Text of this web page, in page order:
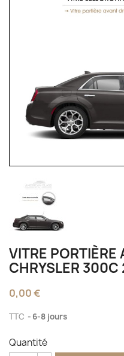
VITRE PORTIÈRE
CHRYSLER
0,00 €
TTC 6-8 jours
Quantité